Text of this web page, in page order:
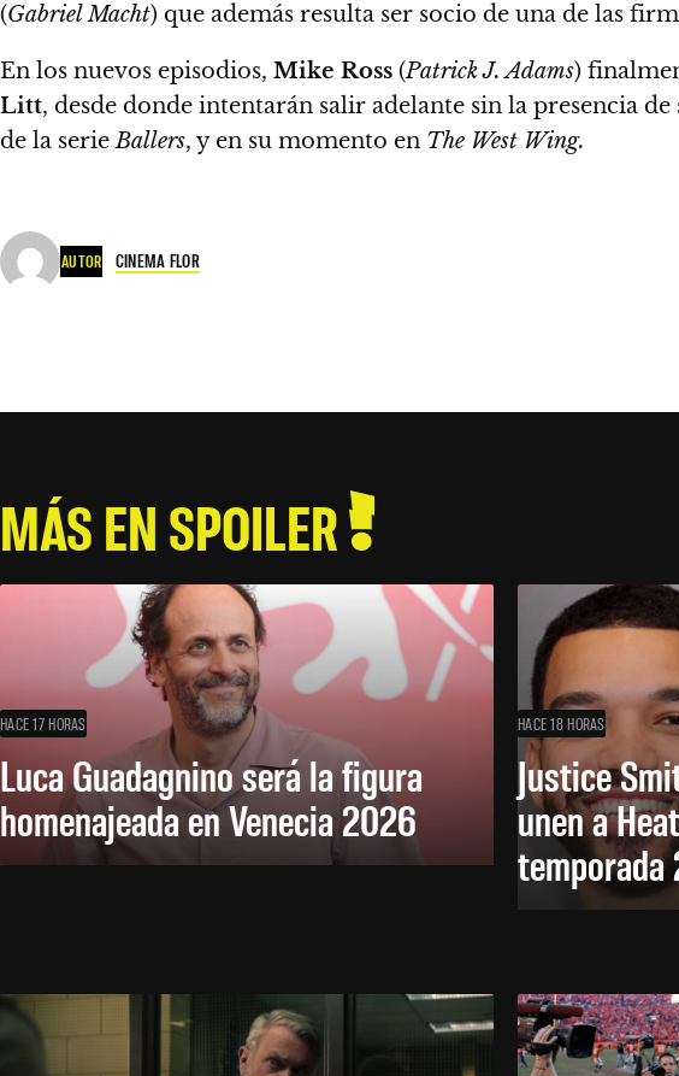
(Gabriel Macht) que además resulta ser socio de una de las
En los nuevos episodios, Mike Ross (Patrick J. Adams)
Litt, desde donde intentarán salir adelante sin la presencia
de la serieBallers, y en su momento en The West Wing.
AUTOR CINEMA FLOR
MÁS EN SPOILER
HACE 17 HORAS
Luca Guadagnino será la figura
homenajeada en Venecia 2026
HACE 18 HORAS
Justice
unen a
temporada